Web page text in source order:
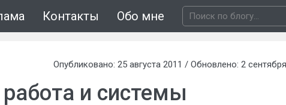
Контакты Обо мне
Опубликовано: 25 августа 2011 / Обновлено: 2
и системы